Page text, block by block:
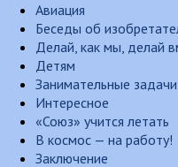
Авиация
Беседы об
Делай, как мы, делай
Детям
Занимательные
Интересное
«Союз» учится летать
В космос — на работу!
Заключение